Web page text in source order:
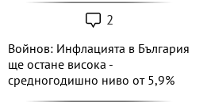
2
Войнов: Инфлацията в България
ще остане висока -
средногодишно ниво от 5,9%